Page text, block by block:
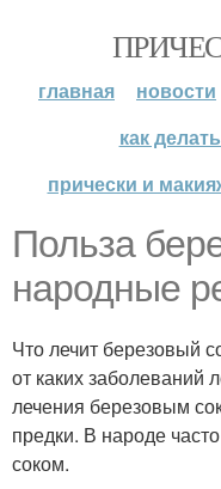
главная новости
как
прически и
Польза
народные
Что лечит березовый
от каких заболеваний
лечения березовым
предки. В народе
соком.